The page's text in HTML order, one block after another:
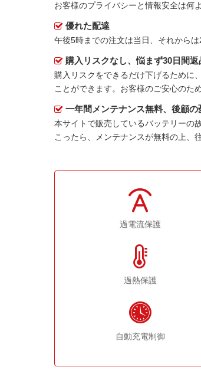
お客様のプライバシーと情報安全は何
優れた配達
午後5時までの注文は当日、それから
購入リスクなし、悩まず30日間返
購入リスクをできるだけ下げるために
ことができます。お客様のご安心のた
一年間メンテナンス無料、後顧の
本サイトで販売しているバッテリーの
こったら、メンテナンスが無料の上、
過電流保護
過熱保護
自動充電制御